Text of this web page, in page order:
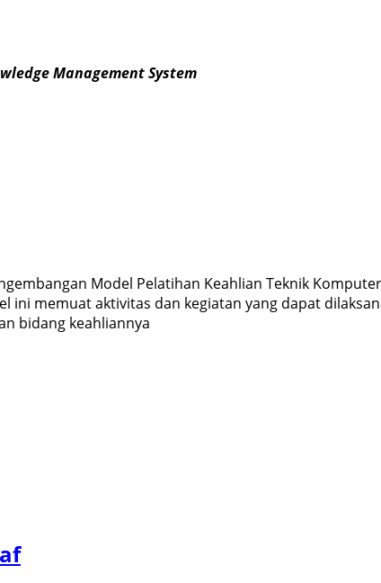
Management System
Model Pelatihan Keahlian Teknik
ini memuat aktivitas dan kegiatan yang dapat
bidang keahliannya